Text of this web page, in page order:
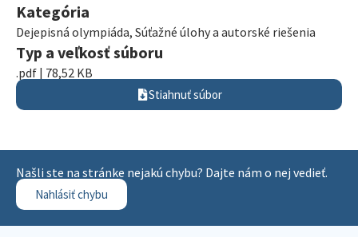
Kategória
Dejepisná olympiáda, Súťažné úlohy a autorské riešenia
Typ a veľkosť súboru
.pdf | 78,52 KB
Stiahnuť súbor
Našli ste na stránke nejakú chybu? Dajte nám o nej vedieť.
Nahlásiť chybu